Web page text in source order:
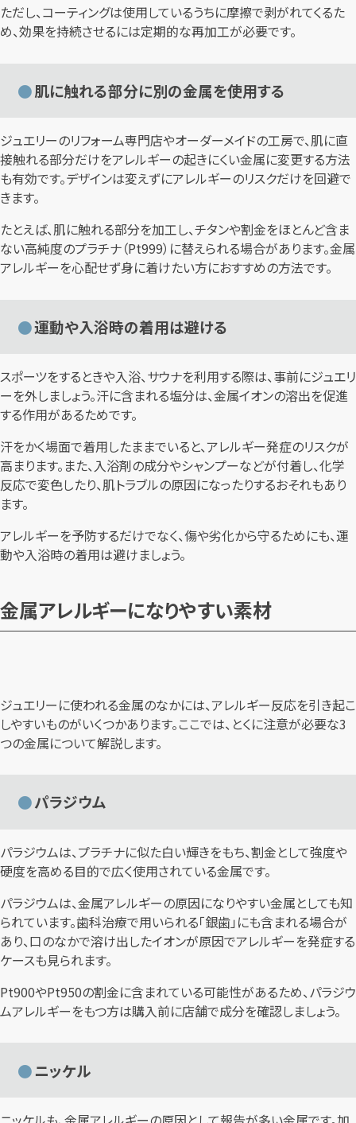
ただし、コーティングは使用しているうちに摩擦で剥がれてくるた
め、効果を持続させるには定期的な再加工が必要です。
肌に触れる部分に別の金属を使用する
ジュエリーのリフォーム専門店やオーダーメイドの工房で、肌に直
接触れる部分だけをアレルギーの起きにくい金属に変更する方法
も有効です。デザインは変えずにアレルギーのリスクだけを回避で
きます。
たとえば、肌に触れる部分を加工し、チタンや割金をほとんど含ま
ない高純度のプラチナ（Pt999）に替えられる場合があります。金属
アレルギーを心配せず身に着けたい方におすすめの方法です。
運動や入浴時の着用は避ける
スポーツをするときや入浴、サウナを利用する際は、事前にジュエリ
ーを外しましょう。汗に含まれる塩分は、金属イオンの溶出を促進
する作用があるためです。
汗をかく場面で着用したままでいると、アレルギー発症のリスクが
高まります。また、入浴剤の成分やシャンプーなどが付着し、化学
反応で変色したり、肌トラブルの原因になったりするおそれもあり
ます。
アレルギーを予防するだけでなく、傷や劣化から守るためにも、運
動や入浴時の着用は避けましょう。
金属アレルギーになりやすい素材
ジュエリーに使われる金属のなかには、アレルギー反応を引き起こ
しやすいものがいくつかあります。ここでは、とくに注意が必要な3
つの金属について解説します。
パラジウム
パラジウムは、プラチナに似た白い輝きをもち、割金として強度や
硬度を高める目的で広く使用されている金属です。
パラジウムは、金属アレルギーの原因になりやすい金属としても知
られています。歯科治療で用いられる「銀歯」にも含まれる場合が
あり、口のなかで溶け出したイオンが原因でアレルギーを発症する
ケースも見られます。
Pt900やPt950の割金に含まれている可能性があるため、パラジウ
ムアレルギーをもつ方は購入前に店舗で成分を確認しましょう。
ニッケル